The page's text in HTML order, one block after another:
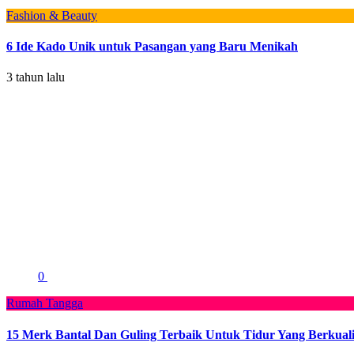
Fashion & Beauty
6 Ide Kado Unik untuk Pasangan yang Baru Menikah
3 tahun lalu
0
Rumah Tangga
15 Merk Bantal Dan Guling Terbaik Untuk Tidur Yang